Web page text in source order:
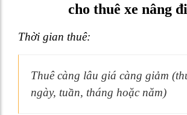
cho thuê xe nâng
Thời gian thuê:
Thuê càng lâu giá càng giảm
ngày, tuần, tháng hoặc năm)